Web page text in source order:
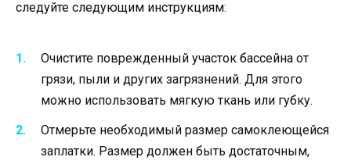
следуйте следующим инструкциям:
Очистите поврежденный участок бассейна от
грязи, пыли и других загрязнений. Для этого
можно использовать мягкую ткань или губку.
Отмерьте необходимый размер самоклеющейся
заплатки. Размер должен быть достаточным,